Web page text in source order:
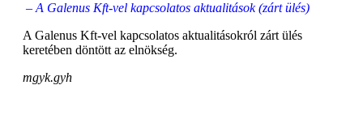
– A Galenus Kft-vel kapcsolatos aktualitások (zárt ülés)
A Galenus Kft-vel kapcsolatos aktualitásokról zárt ülés
keretében döntött az elnökség.
mgyk.gyh